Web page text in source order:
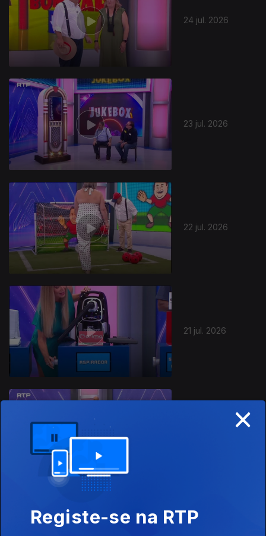
24 jul. 2026
23 jul. 2026
22 jul. 2026
21 jul. 2026
×
Registe-se na RTP